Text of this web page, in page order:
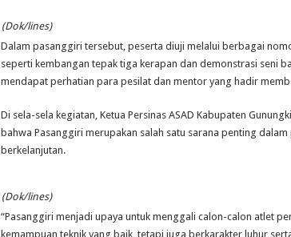
(Dok/lines)
Dalam pasanggiri tersebut, peserta diuji melalui berbagai
seperti kembangan tepak tiga kerapan dan demonstrasi seni
mendapat perhatian para pesilat dan mentor yang hadir
Di sela-sela kegiatan, Ketua Persinas ASAD Kabupaten
bahwa Pasanggiri merupakan salah satu sarana penting
berkelanjutan.
(Dok/lines)
“Pasanggiri menjadi upaya untuk menggali calon-calon atlet
kemampuan teknik yang baik, tetapi juga berkarakter luhur